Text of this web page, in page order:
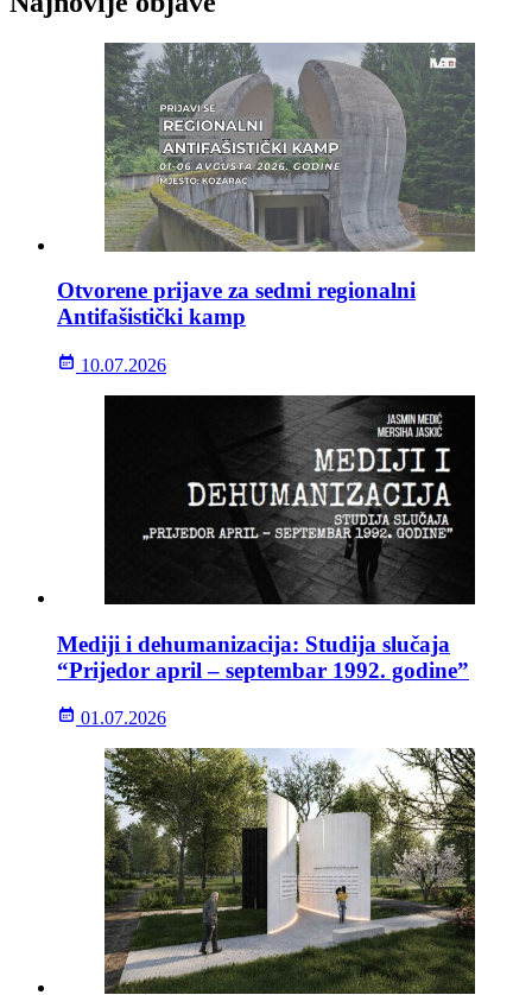
Otvorene prijave za sedmi regionalni
Antifašistički kamp
10.07.2026
Mediji i dehumanizacija: Studija slučaja
“Prijedor april – septembar 1992. godine”
01.07.2026